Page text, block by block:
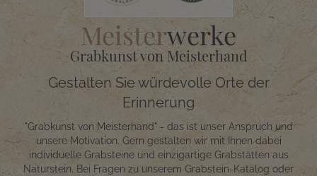
Meisterwerke
Grabkunst von Meisterhand
Gestalten Sie würdevolle Orte der
Erinnerung
"Grabkunst von Meisterhand" - das ist unser Anspruch und
unsere Motivation. Gern gestalten wir mit Ihnen dabei
individuelle Grabsteine und einzigartige Grabstätten aus
Naturstein. Bei Fragen zu unserem Grabstein-Katalog oder